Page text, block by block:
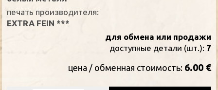
печать производителя:
EXTRA FEIN ***
для обмена или продажи
доступные детали (шт.): 7
цена / oбменная стоимость: 6.00 €